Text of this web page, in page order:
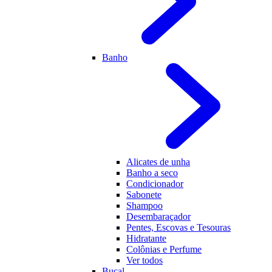
Banho
Alicates de unha
Banho a seco
Condicionador
Sabonete
Shampoo
Desembaraçador
Pentes, Escovas e Tesouras
Hidratante
Colônias e Perfume
Ver todos